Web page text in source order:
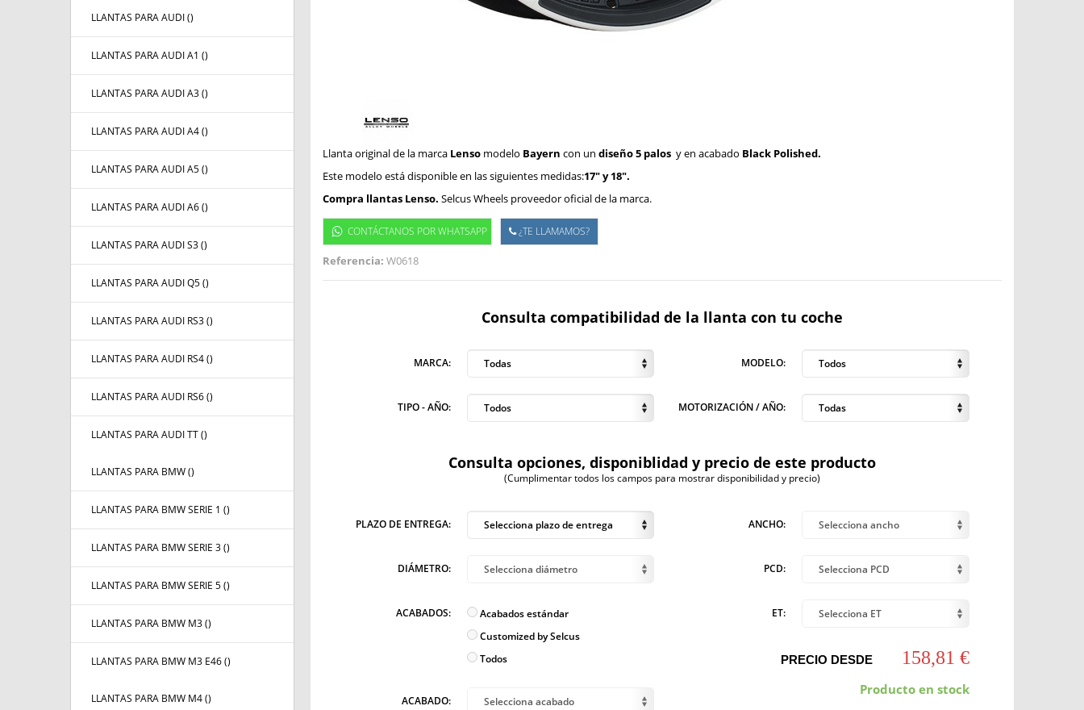
LLANTAS PARA AUDI ()
LLANTAS PARA AUDI A1 ()
LLANTAS PARA AUDI A3 ()
LLANTAS PARA AUDI A4 ()
LLANTAS PARA AUDI A5 ()
LLANTAS PARA AUDI A6 ()
LLANTAS PARA AUDI S3 ()
LLANTAS PARA AUDI Q5 ()
LLANTAS PARA AUDI RS3 ()
LLANTAS PARA AUDI RS4 ()
LLANTAS PARA AUDI RS6 ()
LLANTAS PARA AUDI TT ()
LLANTAS PARA BMW ()
LLANTAS PARA BMW SERIE 1 ()
LLANTAS PARA BMW SERIE 3 ()
LLANTAS PARA BMW SERIE 5 ()
LLANTAS PARA BMW M3 ()
LLANTAS PARA BMW M3 E46 ()
LLANTAS PARA BMW M4 ()
Llanta original de la marcaLensomodelo Bayern con un diseño 5 palos y en acabado Black Polished.
Este modelo está disponible en las siguientes medidas:17" y 18".
Compra llantas Lenso. Selcus Wheels proveedor oficial de la marca.
CONTÁCTANOS POR WHATSAPP ¿TE LLAMAMOS?
Referencia: W0618
Consulta compatibilidad de la llanta con tu coche
MARCA: Todas MODELO: Todos
TIPO - AÑO: Todos MOTORIZACIÓN / AÑO: Todas
Consulta opciones, disponiblidad y precio de este producto
(Cumplimentar todos los campos para mostrar disponibilidad y precio)
PLAZO DE ENTREGA: Selecciona plazo de entrega
DIÁMETRO: Selecciona diámetro
ACABADOS:
Acabados estándar
Customized by Selcus
Todos
ACABADO: Selecciona acabado
ANCHO: Selecciona ancho
PCD: Selecciona PCD
ET: Selecciona ET
PRECIO DESDE 158,81 €
Producto en stock